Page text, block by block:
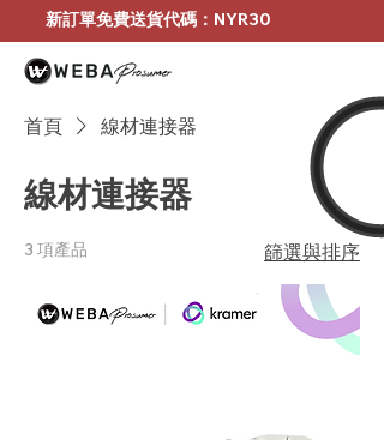
新訂單免費送貨代碼：NYR30
首頁 線材連接器
線材連接器
3 項產品 篩選與排序